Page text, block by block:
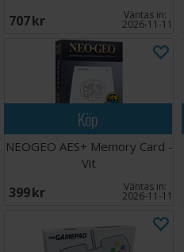
707 SEK Väntas in:
2026-11-11
Köp
NEOGEO AES+ Memory Card -
Vit
399 SEK Väntas in:
2026-11-11